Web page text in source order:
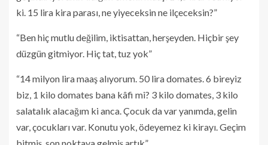
ki. 15 lira kira parası, ne yiyeceksin ne ilçeceksin?”
“Ben hiç mutlu değilim, iktisattan, herşeyden. Hiçbir şey
düzgün gitmiyor. Hiç tat, tuz yok”
“14 milyon lira maaş alıyorum. 50 lira domates. 6 bireyiz
biz, 1 kilo domates bana kâfi mi? 3 kilo domates, 3 kilo
salatalık alacağım ki anca. Çocuk da var yanımda, gelin
var, çocukları var. Konutu yok, ödeyemez ki kirayı. Geçim